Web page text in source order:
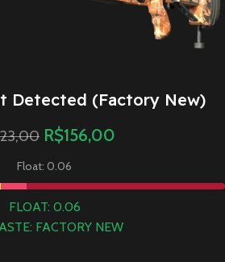
Detected (Factory New)
R$156,00
Float: 0.06
FLOAT: 0.06
FACTORY NEW